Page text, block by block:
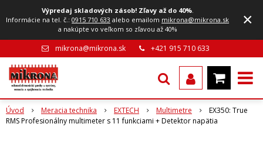
Výpredaj skladových zásob! Zľavy až do 40%.
Informácie na tel. č.:0915 710 633 alebo emailom mikrona@mikrona.sk
a nakúpte vo veľkom so zľavou až 40%
×
mikrona@mikrona.sk +421 915 710 633
Úvod Meracia technika EXTECH Multimetre
EX350: True
RMS Profesionálny multimeter s 11 funkciami + Detektor napätia